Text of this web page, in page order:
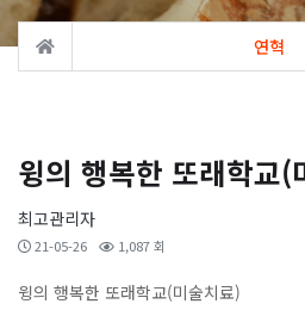
연혁
윙의 행복한 또래학교(
최고관리자
21-05-26 1,087 회
윙의 행복한 또래학교(미술치료)